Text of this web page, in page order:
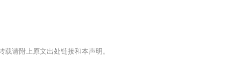
载请附上原文出处链接和本声明。